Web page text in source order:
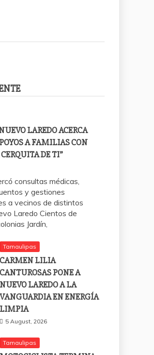
LAREDO ACERCA
A FAMILIAS CON
DE TI”
consultas médicas,
y gestiones
a vecinos de distintos
Laredo Cientos de
Jardín,
Tamaulipas
CARMEN LILIA
CANTUROSAS PONE A
NUEVO LAREDO A LA
VANGUARDIA EN ENERGÍA
LIMPIA
5 August, 2026
Tamaulipas